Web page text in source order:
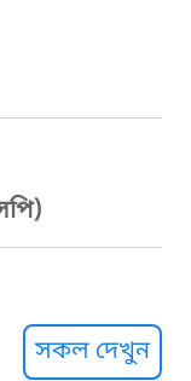
সকল দেখুন